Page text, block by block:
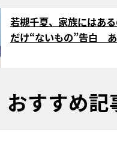
サムネイル
若槻千夏、家族にはあ
だけ“ないもの”告白
おすすめ記